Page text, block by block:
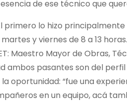
de ese técnico que
primero lo hizo
y viernes de 8 a 13
Maestro Mayor de Obras,
ambos pasantes son del
oportunidad: “fue una
en un equipo, acá